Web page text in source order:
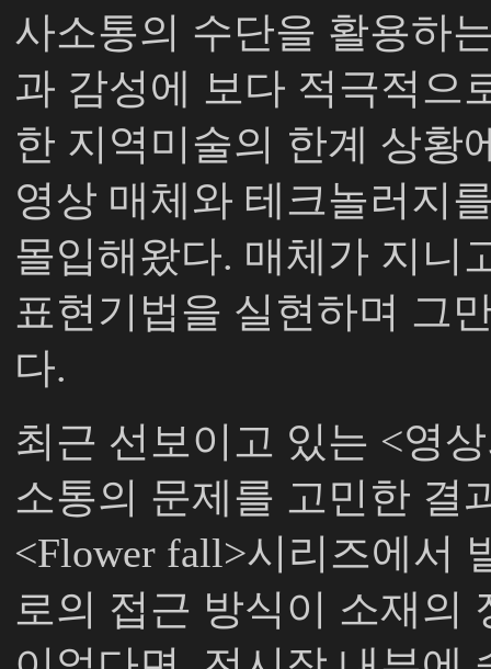
사소통의 수단을 활용하
과 감성에 보다 적극적으
한 지역미술의 한계 상황
영상 매체와 테크놀러지
몰입해왔다. 매체가 지니
표현기법을 실현하며 그
다.
최근 선보이고 있는 <영
소통의 문제를 고민한 결
<Flower fall>시리즈에서
로의 접근 방식이 소재의